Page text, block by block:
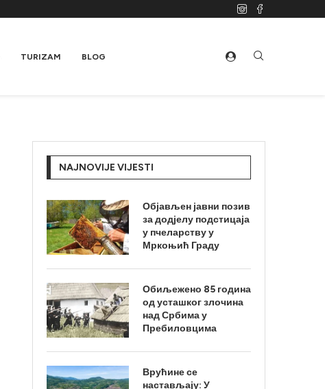
TURIZAM BLOG
NAJNOVIJE VIJESTI
Објављен јавни позив
за додјелу подстицаја
у пчеларству у
Мркоњић Граду
Обиљежено 85 година
од усташког злочина
над Србима у
Пребиловцима
Врућине се
настављају: У